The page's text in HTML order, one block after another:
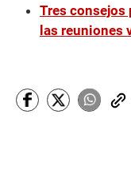
Tres consejos
las reuniones